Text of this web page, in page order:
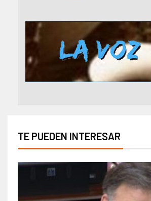
TE PUEDEN INTERESAR